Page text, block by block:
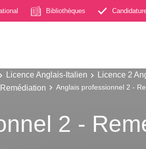
Bibliothèques
Licence Anglais-Italien Licence 2
Anglais professionnel 2 -
2 -